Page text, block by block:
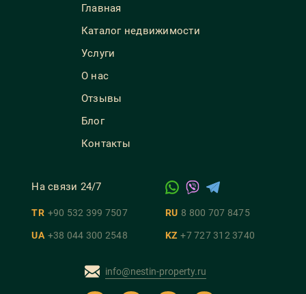
Главная
Каталог недвижимости
Услуги
О нас
Отзывы
Блог
Контакты
На связи 24/7
TR +90 532 399 7507 RU 8 800 707 8475
UA +38 044 300 2548 KZ +7 727 312 3740
info@nestin-property.ru